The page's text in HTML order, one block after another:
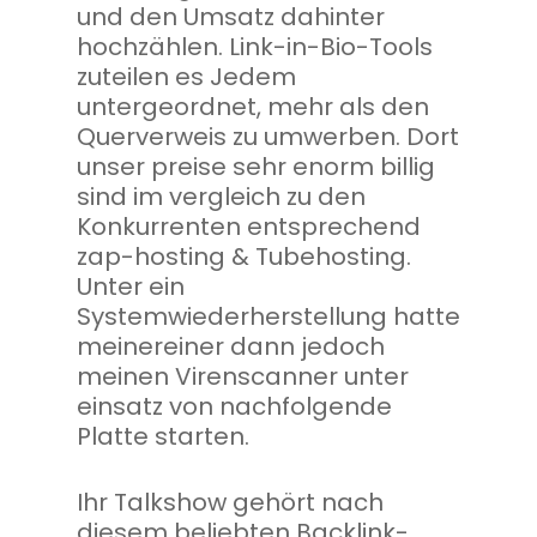
und den Umsatz dahinter
hochzählen. Link-in-Bio-Tools
zuteilen es Jedem
untergeordnet, mehr als den
Querverweis zu umwerben. Dort
unser preise sehr enorm billig
sind im vergleich zu den
Konkurrenten entsprechend
zap-hosting & Tubehosting.
Unter ein
Systemwiederherstellung hatte
meinereiner dann jedoch
meinen Virenscanner unter
einsatz von nachfolgende
Platte starten.
Ihr Talkshow gehört nach